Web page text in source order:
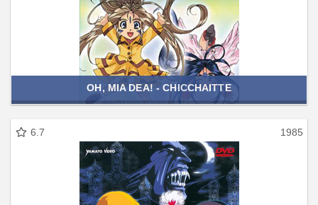
OH, MIA DEA! - CHICCHAITTE
6.7 1985